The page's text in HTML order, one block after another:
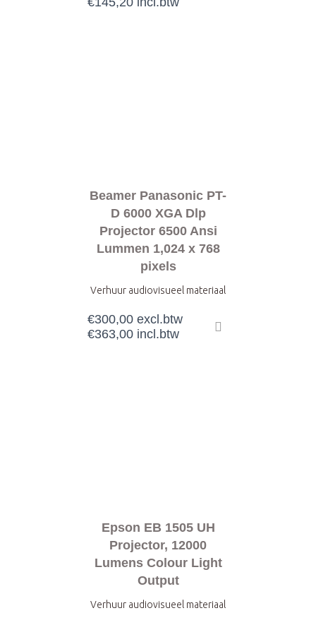
Beamer Panasonic PT-
D 6000 XGA Dlp
Projector 6500 Ansi
Lummen 1,024 x 768
pixels
Verhuur audiovisueel materiaal
€300,00 excl.btw
€363,00 incl.btw
Epson EB 1505 UH
Projector, 12000
Lumens Colour Light
Output
Verhuur audiovisueel materiaal